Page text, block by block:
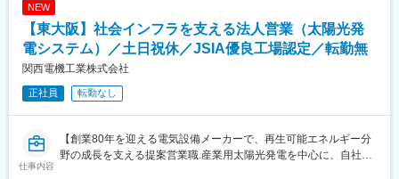
＜高い実績＞
新国立競技場、東京スカイツリー、レインボーブリッジ、グラン
フロント大阪、有名テーマパーク、阪神高速道路 等有名施設へ
■職務内容
社内インフラやIT資産の管理を中心に、社内のIT環境改善やDX推
進を担うポジションです。
専門的な設計・構築は外部ベンダーと連携しながら進めるため、
▼主な業務
【インフラ】
NEW
【東大阪】社会インフラを支える法人営業（太陽光発
電システム）／土日祝休／JSIA優良工場認定／転勤無
関西電機工業株式会社
正社員 転勤なし
仕事内容
【創業80年を迎える電気設備メーカーで、再生可能エネルギー分
野の成長を支える提案営業職.産業用太陽光発電を中心に、自社製